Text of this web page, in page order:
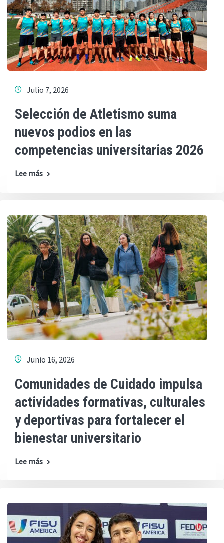
Julio 7, 2026
Selección de Atletismo suma
nuevos podios en las
competencias universitarias 2026
Lee más
Junio 16, 2026
Comunidades de Cuidado impulsa
actividades formativas, culturales
y deportivas para fortalecer el
bienestar universitario
Lee más